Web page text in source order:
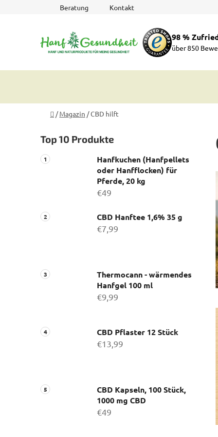
Beratung Kontakt
98 %
über 850
Startseite
/ Magazin /CBD hilft
e
i
t
e
e
Top 10 Produkte
Hanfkuchen (Hanfpellets
oder Hanfflocken) für
Pferde, 20 kg
€49
CBD Hanftee 1,6% 35 g
€7,99
Thermocann - wärmendes
Hanfgel 100 ml
€9,99
CBD Pflaster 12 Stück
€13,99
CBD Kapseln, 100 Stück,
1000 mg CBD
€49
i
e
l